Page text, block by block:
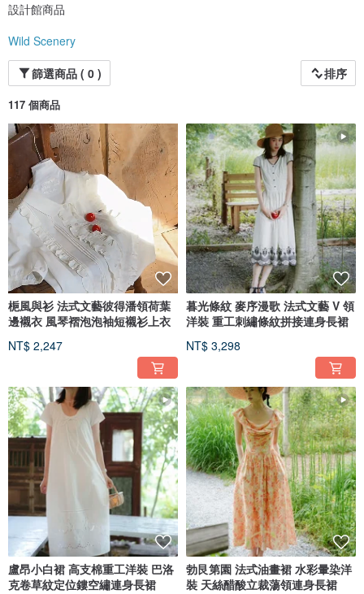
設計館商品
Wild Scenery
篩選商品 ( 0 )
排序
117 個商品
梔風與衫 法式文藝彼得潘領荷葉
邊襯衣 風琴褶泡泡袖短襯衫上衣
NT$ 2,247
暮光條紋 麥序漫歌 法式文藝 V 領
洋裝 重工刺繡條紋拼接連身長裙
NT$ 3,298
盧昂小白裙 高支棉重工洋裝 巴洛
克卷草紋定位鏤空繡連身長裙
勃艮第園 法式油畫裙 水彩暈染洋
裝 天絲醋酸立裁蕩領連身長裙